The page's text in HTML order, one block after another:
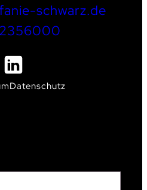
schwarz.de
Datenschutz